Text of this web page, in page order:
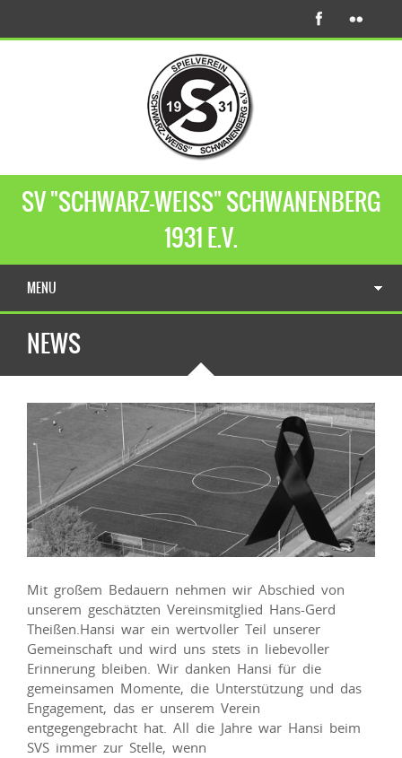
SV "SCHWARZ-WEISS" SCHWANENBERG
1931 E.V.
MENU
NEWS
Mit großem Bedauern nehmen wir Abschied von
unserem geschätzten Vereinsmitglied Hans-Gerd
Theißen.Hansi war ein wertvoller Teil unserer
Gemeinschaft und wird uns stets in liebevoller
Erinnerung bleiben. Wir danken Hansi für die
gemeinsamen Momente, die Unterstützung und das
Engagement, das er unserem Verein
entgegengebracht hat. All die Jahre war Hansi beim
SVS immer zur Stelle, wenn